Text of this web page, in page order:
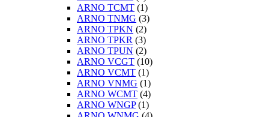
ARNO TCMT (1)
ARNO TNMG (3)
ARNO TPKN (2)
ARNO TPKR (3)
ARNO TPUN (2)
ARNO VCGT (10)
ARNO VCMT (1)
ARNO VNMG (1)
ARNO WCMT (4)
ARNO WNGP(1)